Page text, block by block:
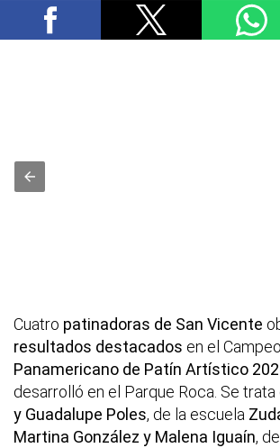
Cuatro patinadoras de San Vicente
resultados destacados en el
Panamericano de Patín Artístico
desarrolló en el Parque Roca. Se trata
y Guadalupe Poles, de la escuela
Martina González y Malena Iguaín,